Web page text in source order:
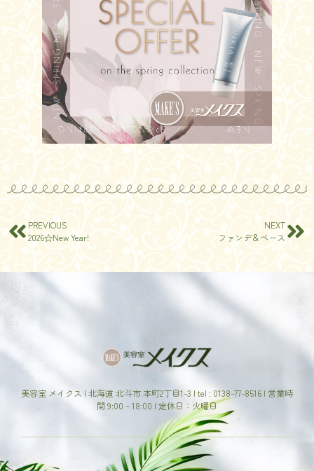
PREVIOUS
2026☆New Year!
NEXT
ファンデ＆ベース
美容室 メイクス | 北海道 北斗市 本町2丁目1-3 | tel : 0138-77-8516 | 営業時
間 9:00 – 18:00 | 定休日：火曜日